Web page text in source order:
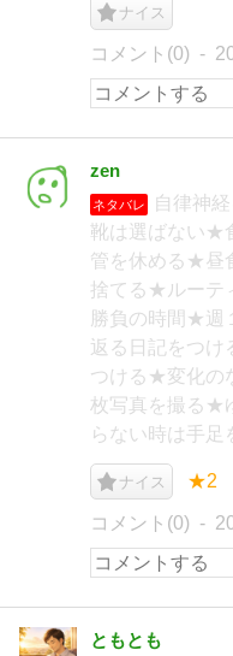
ナイス
コメント(0)
zen
ネタバレ
自律神
靴は選ばない★
管を休める★昼
捨てる★ルーテ
勝負の時間★週
返る日記をつ
つける★変化の
枚写真を撮る★
らない時は手
ナイス ★2
コメント(0)
ともとも